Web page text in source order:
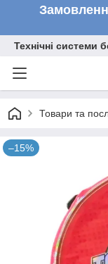
Технічні системи
Товари та
–15%